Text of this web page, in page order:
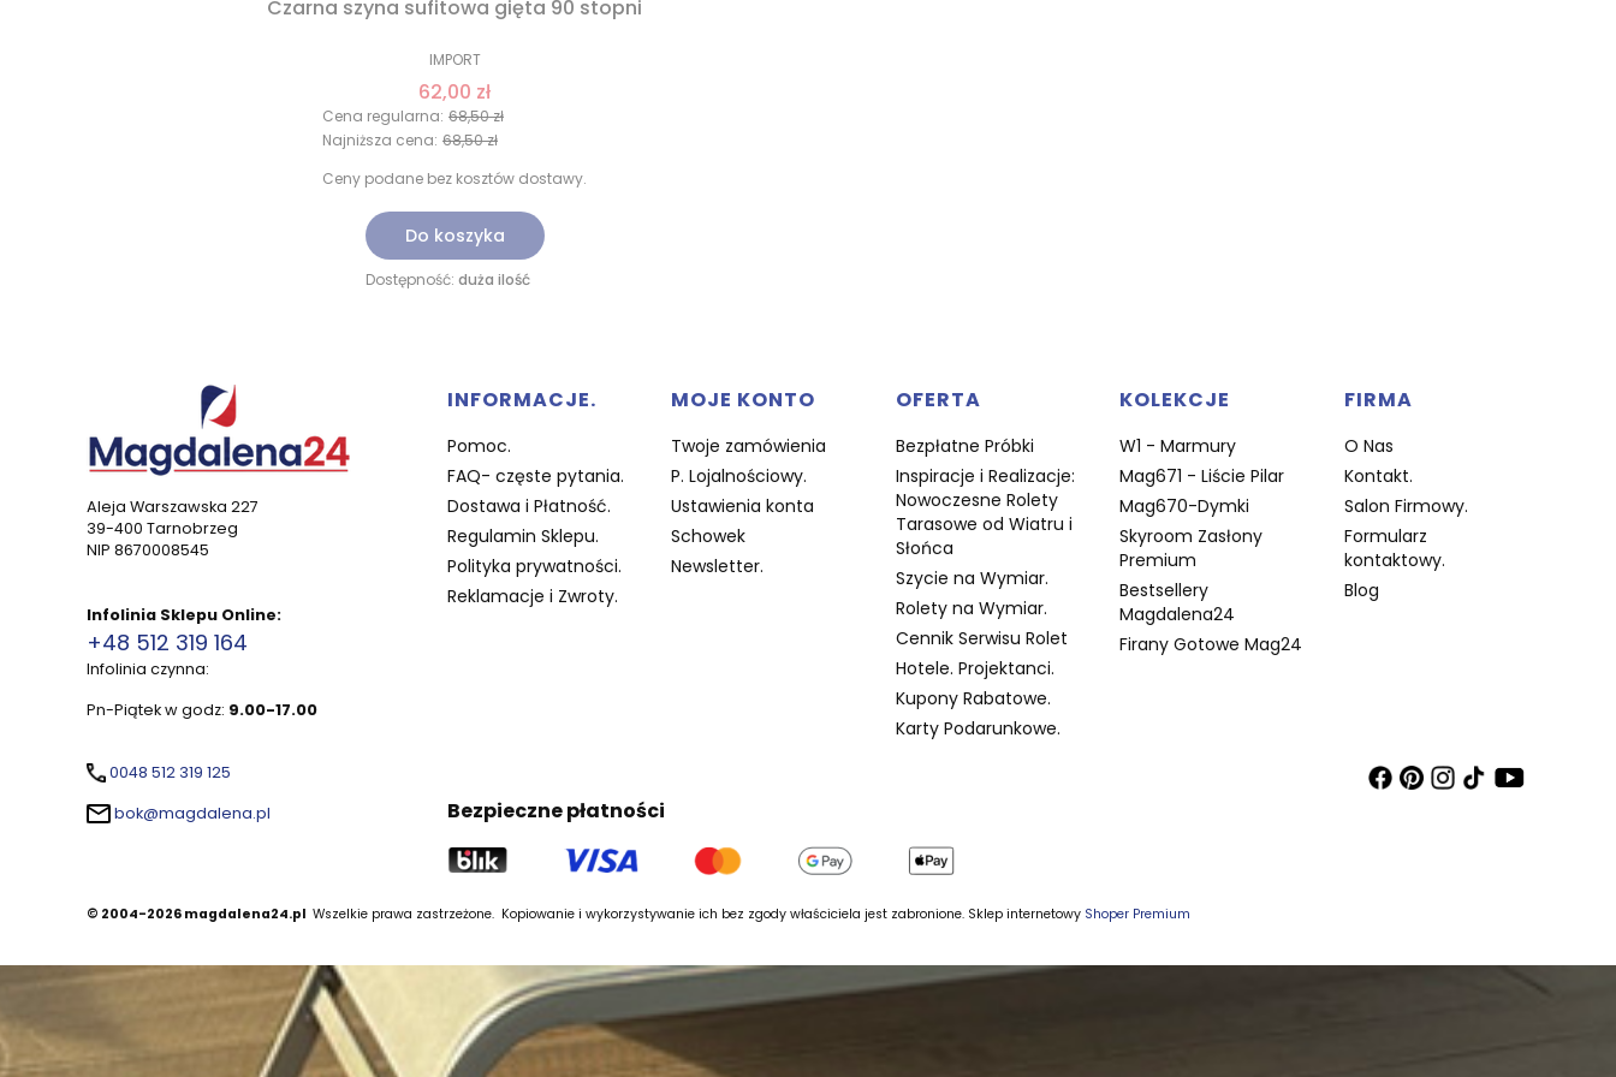
Czarna szyna sufitowa gięta 90 stopni
IMPORT
62,00 zł
Cena regularna: 68,50 zł
Najniższa cena: 68,50 zł
Ceny podane bez kosztów dostawy.
Do koszyka
Dostępność: duża ilość
Aleja Warszawska 227
39-400 Tarnobrzeg
NIP 8670008545
Infolinia Sklepu Online:
+48 512 319 164
Infolinia czynna:
Pn-Piątek w godz: 9.00-17.00
0048 512 319 125
bok@magdalena.pl
Linki w stopce
INFORMACJE.
Pomoc.
FAQ- częste pytania.
Dostawa i Płatność.
Regulamin Sklepu.
Polityka prywatności.
Reklamacje i Zwroty.
MOJE KONTO
Twoje zamówienia
P. Lojalnościowy.
Ustawienia konta
Schowek
Newsletter.
OFERTA
Bezpłatne Próbki
Inspiracje i Realizacje:
Nowoczesne Rolety
Tarasowe od Wiatru i
Słońca
Szycie na Wymiar.
Rolety na Wymiar.
Cennik Serwisu Rolet
Hotele. Projektanci.
Kupony Rabatowe.
Karty Podarunkowe.
KOLEKCJE
W1 - Marmury
Mag671 - Liście Pilar
Mag670-Dymki
Skyroom Zasłony
Premium
Bestsellery
Magdalena24
Firany Gotowe Mag24
FIRMA
O Nas
Kontakt.
Salon Firmowy.
Formularz
kontaktowy.
Blog
Bezpieczne płatności
© 2004-2026 magdalena24.pl Wszelkie prawa zastrzeżone. Kopiowanie i wykorzystywanie ich bez zgody właściciela jest zabronione. Sklep internetowy Shoper Premium